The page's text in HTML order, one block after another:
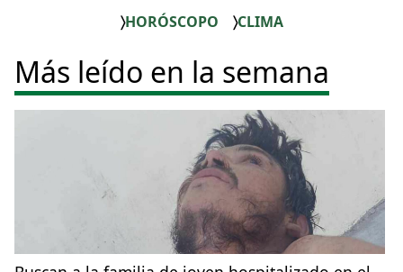
HORÓSCOPO CLIMA
Más leído en la semana